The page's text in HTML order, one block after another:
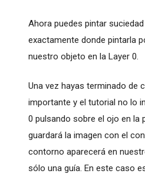
Ahora puedes pintar
exactamente donde pintarla
nuestro objeto en la Layer 0.
Una vez hayas terminado de
importante y el tutorial no lo
0 pulsando sobre el ojo en la
guardará la imagen con el
contorno aparecerá en
sólo una guía. En este caso